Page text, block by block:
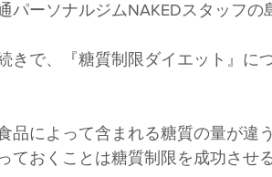
パーソナルジムNAKEDスタッフの
きで、『糖質制限ダイエット』に
品によって含まれる糖質の量が違
ておくことは糖質制限を成功させ